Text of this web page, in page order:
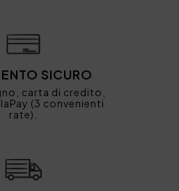
SICURO
carta di credito,
(3 convenienti
rate).